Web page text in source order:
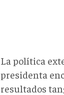
La política
presidenta
resultados